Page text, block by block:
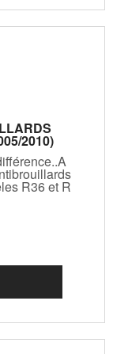
2010)
R36 et R